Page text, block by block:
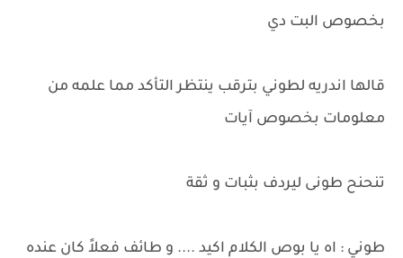
بخصوص البت دي
قالها اندريه لطوني بترقب ينتظر التأكد مما علمه من
معلومات بخصوص آيات
تنحنح طونى ليردف بثبات و ثقة
طوني : اه يا بوص الكلام اكيد .... و طائف فعلاً كان عنده